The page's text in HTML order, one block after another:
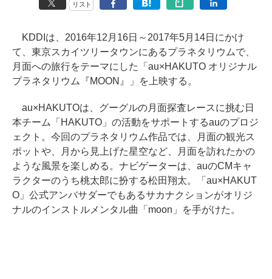
リスト
KDDIは、2016年12月16日～2017年5月14日にかけ
て、東京スカイツリータウンにあるプラネタリウムで、
月面への旅行をテーマにした「au×HAKUTO オリジナル
プラネタリウム『MOON』」を上映する。
au×HAKUTOは、グーグルの月面探査レースに挑む日
本チーム「HAKUTO」の活動をサポートするauのプロジ
ェクト。今回のプラネタリウム作品では、月面の観光ス
ポットや、月から見上げた星空など、月面を訪れたかの
ような風景を楽しめる。ナビゲーターは、auのCMキャ
ラクターのうち桃太郎に扮する松田翔太。「au×HAKUT
O」公式アンバサダーでもあるサカナクションがオリジ
ナルのインストルメンタル曲「moon」を手がけた。